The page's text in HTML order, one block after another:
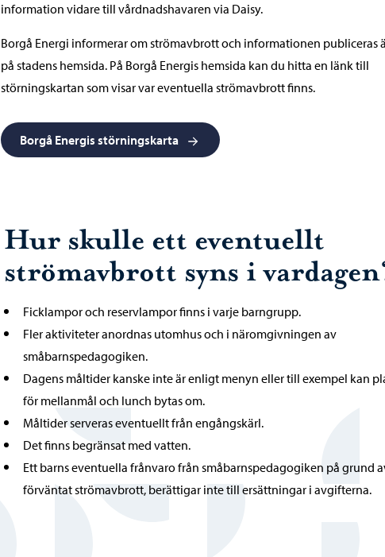
information vidare till vårdnadshavaren via Daisy.
Borgå Energi informerar om strömavbrott och informationen publiceras
på stadens hemsida. På Borgå Energis hemsida kan du hitta en länk till
störningskartan som visar var eventuella strömavbrott finns.
Borgå Energis störningskarta
Hur skulle ett eventuellt
strömavbrott syns i
Ficklampor och reservlampor finns i varje barngrupp.
Fler aktiviteter anordnas utomhus och i näromgivningen av
småbarnspedagogiken.
Dagens måltider kanske inte är enligt menyn eller till exempel kan
för mellanmål och lunch bytas om.
Måltider serveras eventuellt från engångskärl.
Det finns begränsat med vatten.
Ett barns eventuella frånvaro från småbarnspedagogiken på grund
förväntat strömavbrott, berättigar inte till ersättningar i avgifterna.